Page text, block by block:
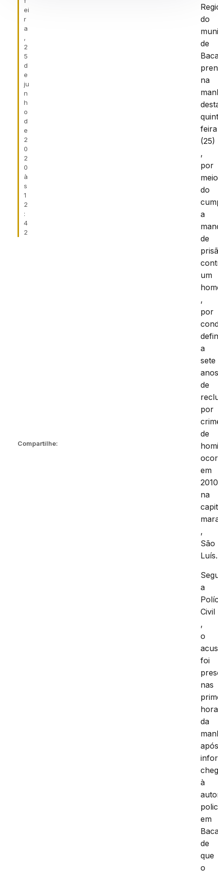
ei
r
a
,
2
5
d
e
ju
n
h
o
d
e
2
0
2
0
à
s
1
2
:
4
2
Compartilhe:
do
de
na
feira
(25)
,
por
meio
do
a
de
um
,
por
a
sete
de
por
de
em
2010
na
,
São
Luís.
a
Civil
,
o
foi
nas
da
à
em
de
que
o